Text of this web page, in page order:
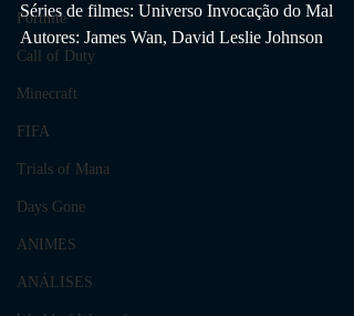
Fortnite
Call of Duty
Minecraft
FIFA
Trials of Mana
Days Gone
ANIMES
ANÁLISES
Séries de filmes: Universo Invocação do Mal
Autores: James Wan, David Leslie Johnson